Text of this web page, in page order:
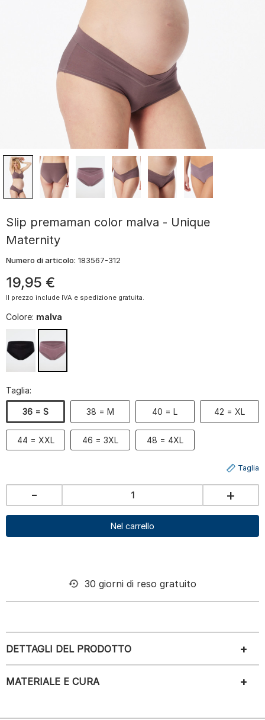
Slip premaman color malva - Unique
Maternity
Numero di articolo: 183567-312
19,95 €
Il prezzo include IVA e spedizione gratuita.
Colore: malva
Taglia:
36 = S 38 = M 40 = L 42 = XL
44 = XXL 46 = 3XL 48 = 4XL
Taglia
- +
Nel carrello
30 giorni di reso gratuito
DETTAGLI DEL PRODOTTO
MATERIALE E CURA